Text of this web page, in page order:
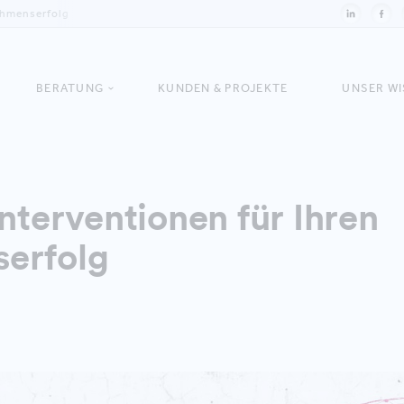
BERATUNG KUNDEN & PROJEKTE UNSER
für Ihren